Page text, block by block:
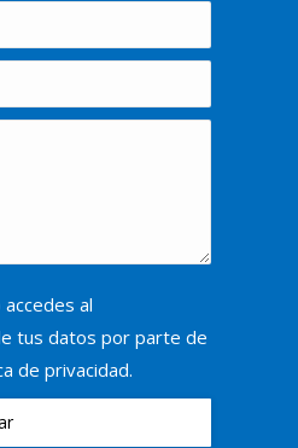
al
tus datos por parte de
de privacidad.